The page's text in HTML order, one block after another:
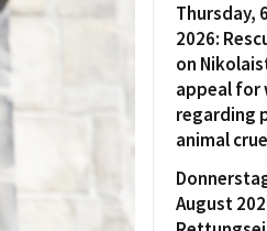
Thursday,
2026:
on
appeal for
regarding
animal
August